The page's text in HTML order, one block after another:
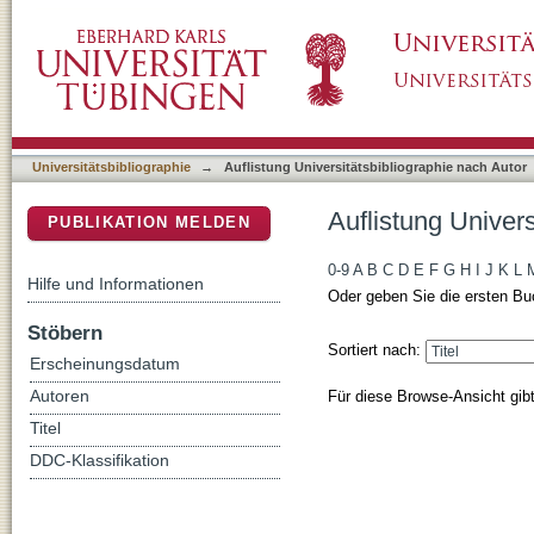
Universitätsbibliographie → Auflistung Universitätsbibliographie nach Autor
Auflistung
0-9 A B C D E F G H J K L
Oder geben Sie die ersten
Sortiert nach:
Für diese Browse-Ansicht
PUBLIKATION MELDEN
Hilfe und Informationen
Stöbern
Erscheinungsdatum
Autoren
Titel
DDC-Klassifikation